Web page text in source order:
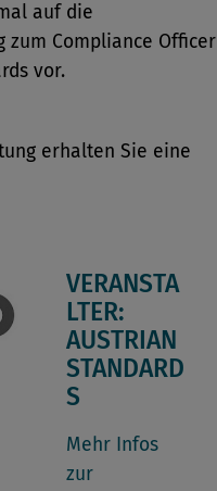
auf die
zum Compliance Officer
vor.
erhalten Sie eine
VERANSTA
LTER:
AUSTRIAN
STANDARD
S
Mehr Infos
zur